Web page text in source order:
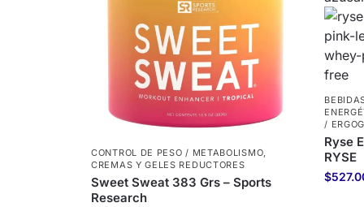
CONTROL DE PESO / METABOLISMO,
CREMAS Y GELES REDUCTORES
Sweet Sweat 383 Grs – Sports
Research
/
Ryse
RYSE
$